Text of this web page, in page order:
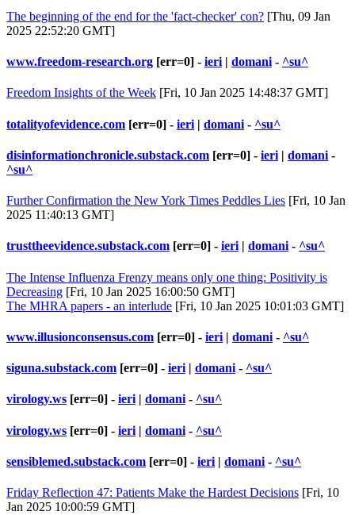
The beginning of the end for the 'fact-checker' con? [Thu, 09 Jan
2025 22:52:20 GMT]
www.freedom-research.org [err=0] - ieri | domani - ^su^
Freedom Insights of the Week [Fri, 10 Jan 2025 14:48:37 GMT]
totalityofevidence.com [err=0] - ieri | domani - ^su^
disinformationchronicle.substack.com [err=0] - ieri | domani -
^su^
Further Confirmation the New York Times Peddles Lies [Fri, 10 Jan
2025 11:40:13 GMT]
trusttheevidence.substack.com [err=0] - ieri | domani - ^su^
The Intense Influenza Frenzy means only one thing: Positivity is
Decreasing [Fri, 10 Jan 2025 16:00:50 GMT]
The MHRA papers - an interlude [Fri, 10 Jan 2025 10:01:03 GMT]
www.illusionconsensus.com [err=0] - ieri | domani - ^su^
siguna.substack.com [err=0] - ieri | domani - ^su^
virology.ws [err=0] - ieri | domani - ^su^
virology.ws [err=0] - ieri | domani - ^su^
sensiblemed.substack.com [err=0] - ieri | domani - ^su^
Friday Reflection 47: Patients Make the Hardest Decisions [Fri, 10
Jan 2025 10:00:59 GMT]